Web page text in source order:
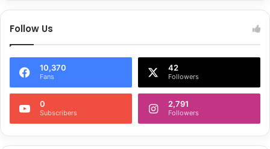
Follow Us
10,370
Fans
42
Followers
0
Subscribers
2,791
Followers